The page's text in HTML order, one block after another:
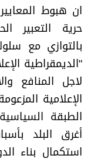
ان هبوط
حرية التعبير
بالتوازي مع
"الديمقراطية
لاجل المنافع
الإعلامية
الطبقة
أغرق البلد
استكمال بناء